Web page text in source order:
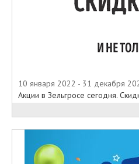
10 января 2022 - 31 декабря
Акции в Зельгросе сегодня.